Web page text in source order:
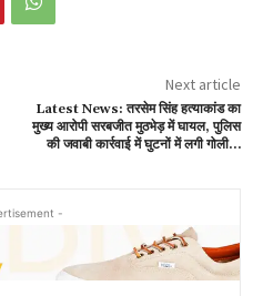
Next article
Latest News: तरसेम सिंह हत्याकांड का
मुख्य आरोपी सरबजीत मुठभेड़ में घायल, पुलिस
की जवाबी कार्रवाई में घुटनों में लगी गोली…
-